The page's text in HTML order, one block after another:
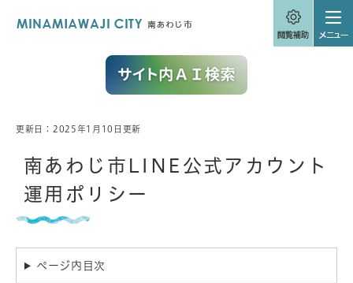
本
更新日：2025年1月10日更新
南あわじ市LINE公式アカウント
運用ポリシー
ページ内目次